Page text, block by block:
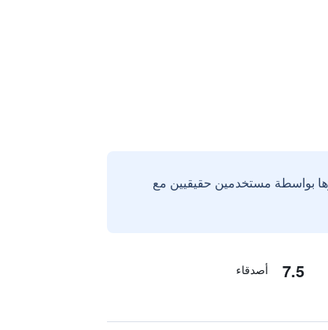
بواسطة مستخدمين حقيقيين مع
7.5 أصدقاء